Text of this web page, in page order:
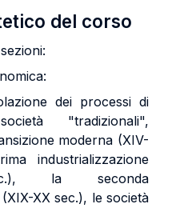
del corso
dei processi di
"tradizionali",
moderna (XIV-
industrializzazione
la seconda
XX sec.), le società